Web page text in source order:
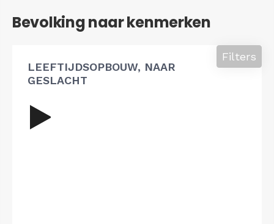
Bevolking naar kenmerken
LEEFTIJDSOPBOUW, NAAR
GESLACHT
Filters